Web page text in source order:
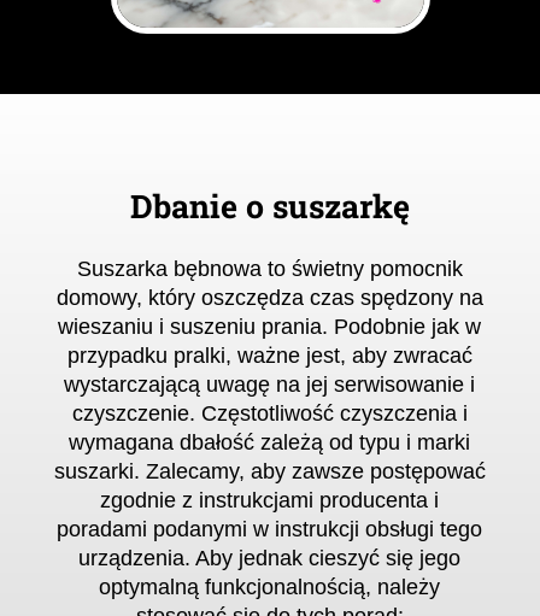
Dbanie o suszarkę
Suszarka bębnowa to świetny pomocnik
domowy, który oszczędza czas spędzony na
wieszaniu i suszeniu prania. Podobnie jak w
przypadku pralki, ważne jest, aby zwracać
wystarczającą uwagę na jej serwisowanie i
czyszczenie. Częstotliwość czyszczenia i
wymagana dbałość zależą od typu i marki
suszarki. Zalecamy, aby zawsze postępować
zgodnie z instrukcjami producenta i
poradami podanymi w instrukcji obsługi tego
urządzenia. Aby jednak cieszyć się jego
optymalną funkcjonalnością, należy